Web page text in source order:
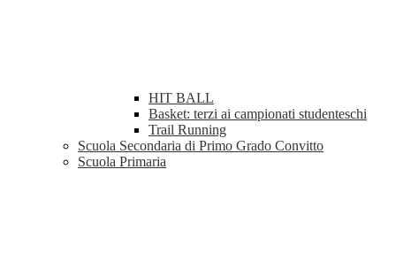
HIT BALL
Basket: terzi ai campionati studenteschi
Trail Running
Scuola Secondaria di Primo Grado Convitto
Scuola Primaria